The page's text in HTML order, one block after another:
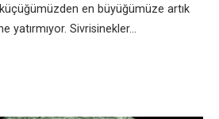
en büyüğümüze artık
yatırmıyor. Sivrisinekler...